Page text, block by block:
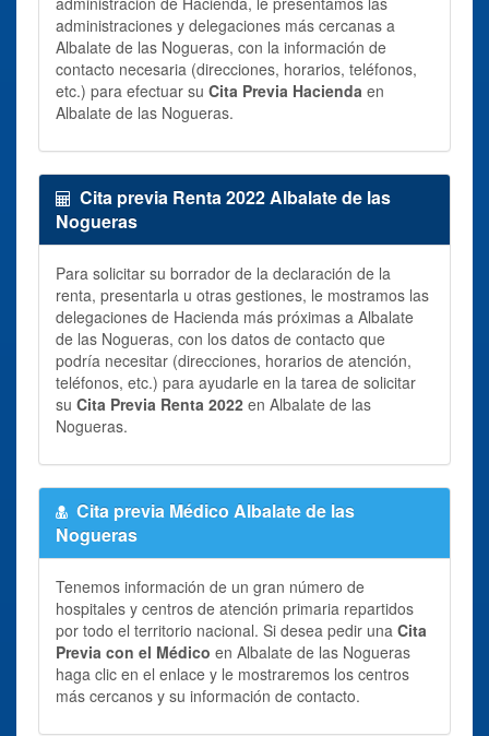
administraciones y delegaciones más cercanas a
Albalate de las Nogueras, con la información de
contacto necesaria (direcciones, horarios, teléfonos,
etc.) para efectuar su Cita Previa Hacienda en
Albalate de las Nogueras.
Cita previa Renta 2022 Albalate de las
Nogueras
Para solicitar su borrador de la declaración de la
renta, presentarla u otras gestiones, le mostramos las
delegaciones de Hacienda más próximas a Albalate
de las Nogueras, con los datos de contacto que
podría necesitar (direcciones, horarios de atención,
teléfonos, etc.) para ayudarle en la tarea de solicitar
su Cita Previa Renta 2022 en Albalate de las
Nogueras.
Cita previa Médico Albalate de las
Nogueras
Tenemos información de un gran número de
hospitales y centros de atención primaria repartidos
por todo el territorio nacional. Si desea pedir una Cita
Previa con el Médico en Albalate de las Nogueras
haga clic en el enlace y le mostraremos los centros
más cercanos y su información de contacto.